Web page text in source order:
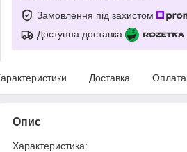
Замовлення під захистом
Доступна доставка
Доставка Оплата
Опис
Характеристика: